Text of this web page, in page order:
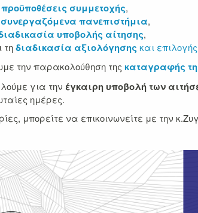
προϋποθέσεις συμμετοχής,
συνεργαζόμενα πανεπιστήμια,
υποβολής αίτησης,
τηδιαδικασία αξιολόγησης και
την παρακολούθηση της καταγραφής
για την έγκαιρη υποβολή των
ημέρες.
μπορείτε να επικοινωνείτε με την